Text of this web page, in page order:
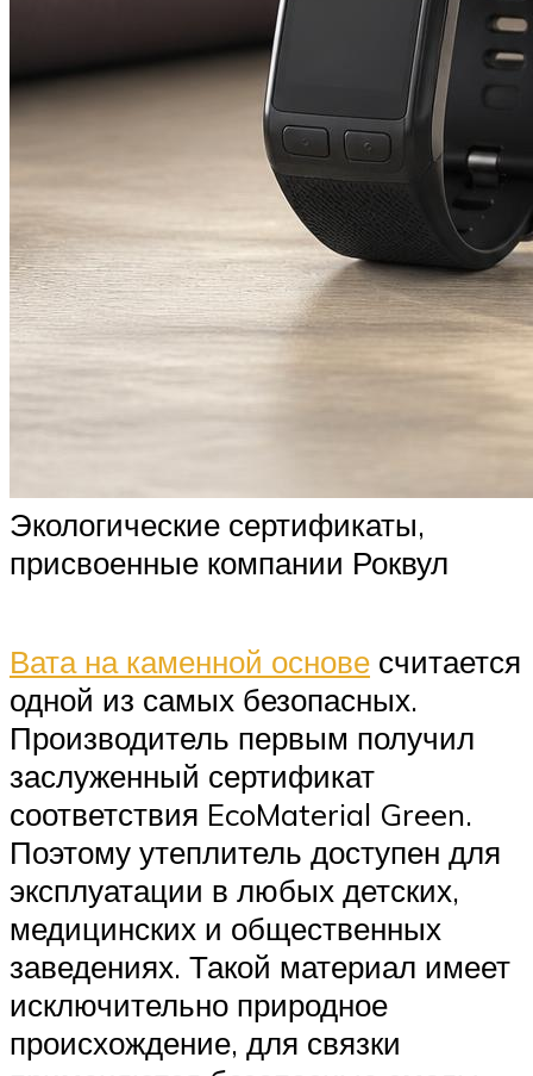
Экологические сертификаты,
присвоенные компании Роквул
Вата на каменной основе считается
одной из самых безопасных.
Производитель первым получил
заслуженный сертификат
соответствия EcoMaterial Green.
Поэтому утеплитель доступен для
эксплуатации в любых детских,
медицинских и общественных
заведениях. Такой материал имеет
исключительно природное
происхождение, для связки